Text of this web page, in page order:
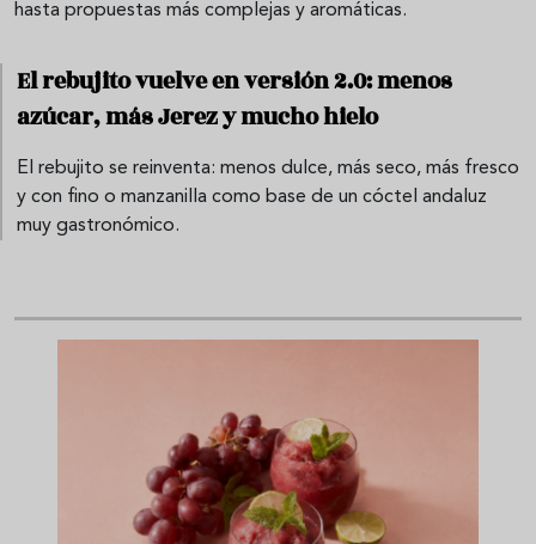
hasta propuestas más complejas y aromáticas.
El rebujito vuelve en versión 2.0: menos
azúcar, más Jerez y mucho hielo
El rebujito se reinventa: menos dulce, más seco, más fresco
y con fino o manzanilla como base de un cóctel andaluz
muy gastronómico.